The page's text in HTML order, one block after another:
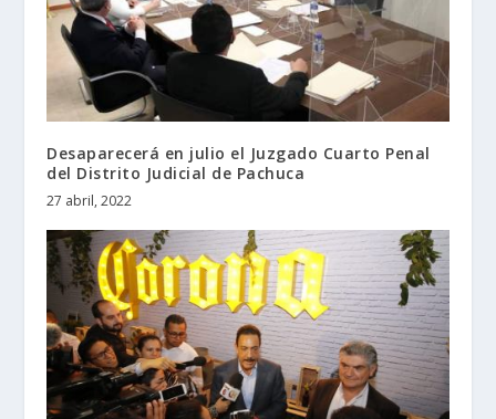
Desaparecerá en julio el Juzgado Cuarto Penal
del Distrito Judicial de Pachuca
27 abril, 2022